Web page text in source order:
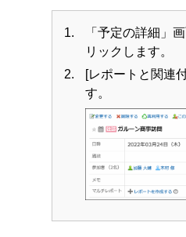
「予定の詳細」
リックします。
[レポートと関連
す。